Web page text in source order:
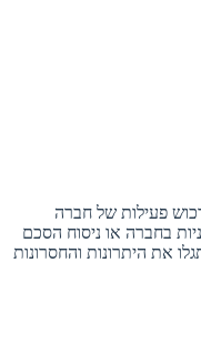
פעילות של חברה
בחברה או ניסוח הסכם
את היתרונות והחסרונות